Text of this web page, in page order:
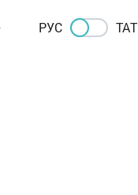
РУС ТАТ